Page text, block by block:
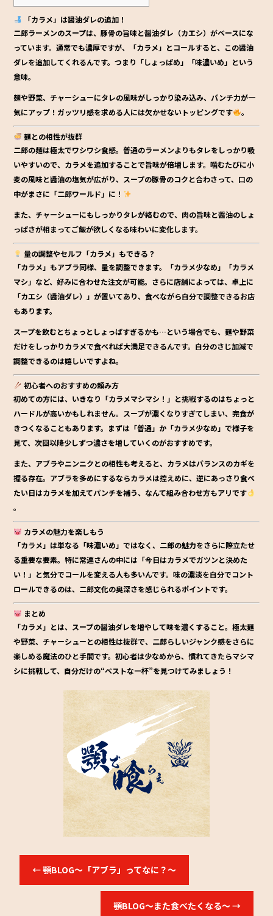
「カラメ」は醤油ダレの追加！
二郎ラーメンのスープは、豚骨の旨味と醤油ダレ（カエシ）がベースにな
っています。通常でも濃厚ですが、「カラメ」とコールすると、この醤油
ダレを追加してくれるんです。つまり「しょっぱめ」「味濃いめ」という
意味。
麺や野菜、チャーシューにタレの風味がしっかり染み込み、パンチ力が一
気にアップ！ガッツリ感を求める人には欠かせないトッピングです
。
麺との相性が抜群
二郎の麺は極太でワシワシ食感。普通のラーメンよりもタレをしっかり吸
いやすいので、カラメを追加することで旨味が倍増します。噛むたびに小
麦の風味と醤油の塩気が広がり、スープの豚骨のコクと合わさって、口の
中がまさに「二郎ワールド」に！
また、チャーシューにもしっかりタレが絡むので、肉の旨味と醤油のしょ
っぱさが相まってご飯が欲しくなる味わいに変化します。
量の調整やセルフ「カラメ」もできる？
「カラメ」もアブラ同様、量を調整できます。「カラメ少なめ」「カラメ
マシ」など、好みに合わせた注文が可能。さらに店舗によっては、卓上に
「カエシ（醤油ダレ）」が置いてあり、食べながら自分で調整できるお店
もあります。
スープを飲むとちょっとしょっぱすぎるかも…という場合でも、麺や野菜
だけをしっかりカラメで食べれば大満足できるんです。自分のさじ加減で
調整できるのは嬉しいですよね。
初心者へのおすすめの頼み方
初めての方には、いきなり「カラメマシマシ！」と挑戦するのはちょっと
ハードルが高いかもしれません。スープが濃くなりすぎてしまい、完食が
きつくなることもあります。まずは「普通」か「カラメ少なめ」で様子を
見て、次回以降少しずつ濃さを増していくのがおすすめです。
また、アブラやニンニクとの相性も考えると、カラメはバランスのカギを
握る存在。アブラを多めにするならカラメは控えめに、逆にあっさり食べ
たい日はカラメを加えてパンチを補う、なんて組み合わせ方もアリです
。
カラメの魅力を楽しもう
「カラメ」は単なる「味濃いめ」ではなく、二郎の魅力をさらに際立たせ
る重要な要素。特に常連さんの中には「今日はカラメでガツンと決めた
い！」と気分でコールを変える人も多いんです。味の濃淡を自分でコント
ロールできるのは、二郎文化の奥深さを感じられるポイントです。
まとめ
「カラメ」とは、スープの醤油ダレを増やして味を濃くすること。極太麺
や野菜、チャーシューとの相性は抜群で、二郎らしいジャンク感をさらに
楽しめる魔法のひと手間です。初心者は少なめから、慣れてきたらマシマ
シに挑戦して、自分だけの“ベストな一杯”を見つけてみましょう！
←顎BLOG～「アブラ」ってなに？～
顎BLOG～また食べたくなる～→